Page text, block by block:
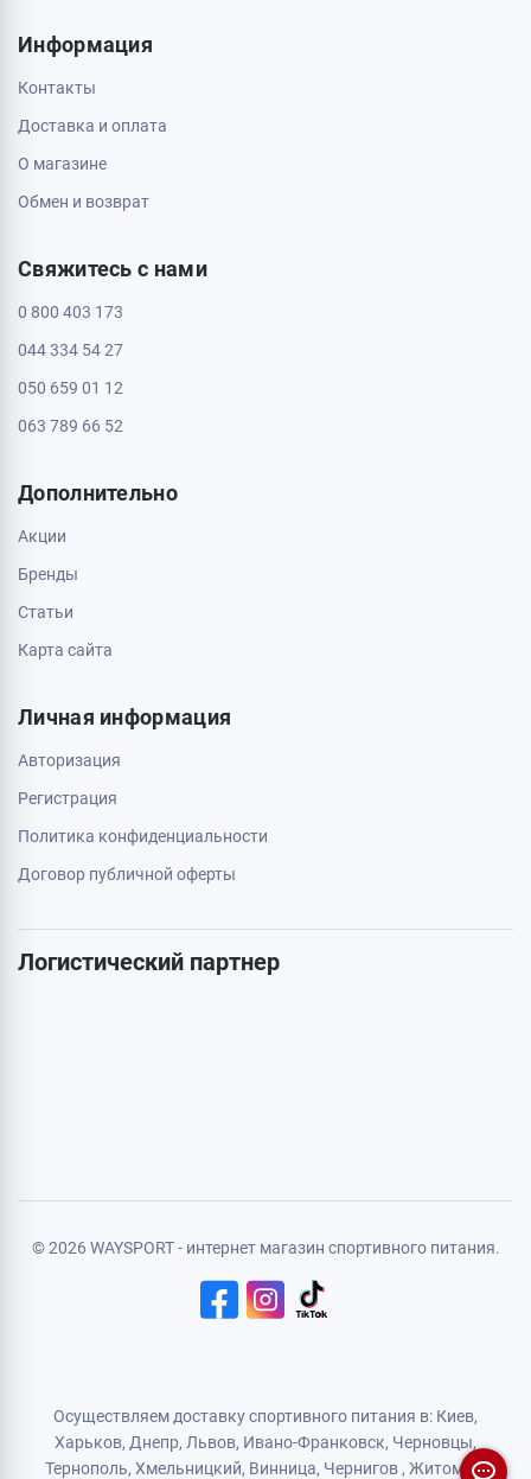
Кропивницкий, 25006, ул. Большая Перспективная 48
Полтава, 36000, ул. Небесной Сотни 2
Пн - Вс: с 10:00 до 20:00
ТРЦ Депот, 2 этаж
Черкассы, 18005, бул. Шевченка, 195
Информация
Контакты
Доставка и оплата
Обмен и возврат
Свяжитесь с нами
0 800 403 173
044 334 54 27
063 789 66 52
Дополнительно
Акции
Бренды
Карта сайта
Логистический партнер